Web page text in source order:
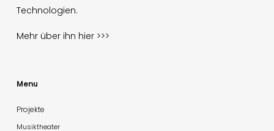
Technologien.
Mehr über ihn hier >>>
Menu
Projekte
Musiktheater